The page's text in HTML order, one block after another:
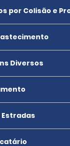
por Colisão e
Diversos